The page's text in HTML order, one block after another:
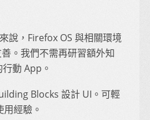
說，Firefox OS 與相關環境
。我們不需再研習額外知
動 App。
Blocks 設計 UI。可輕
經驗。